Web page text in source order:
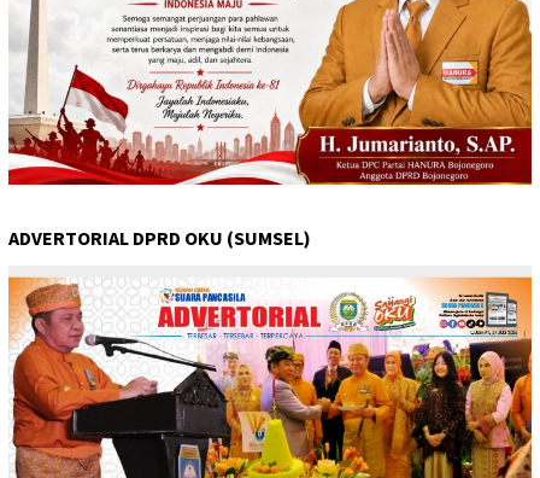
ADVERTORIAL DPRD OKU (SUMSEL)